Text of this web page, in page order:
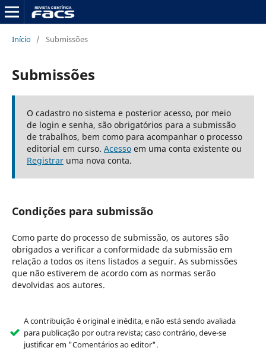
Início / Submissões
Submissões
O cadastro no sistema e posterior acesso, por meio
de login e senha, são obrigatórios para a submissão
de trabalhos, bem como para acompanhar o processo
editorial em curso. Acessoem uma conta existente ou
Registraruma nova conta.
Condições para submissão
Como parte do processo de submissão, os autores são
obrigados a verificar a conformidade da submissão em
relação a todos os itens listados a seguir. As submissões
que não estiverem de acordo com as normas serão
devolvidas aos autores.
A contribuição é original e inédita, e não está sendo avaliada
para publicação por outra revista; caso contrário, deve-se
justificar em "Comentários ao editor".